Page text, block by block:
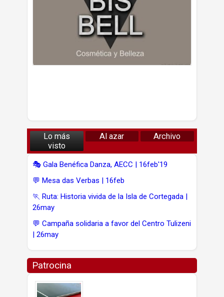
Lo más
visto
Al azar Archivo
🎭 Gala Benéfica Danza, AECC | 16feb'19
💬 Mesa das Verbas | 16feb
🏃 Ruta: Historia vivida de la Isla de Cortegada |
26may
💬 Campaña solidaria a favor del Centro Tulizeni
| 26may
Patrocina